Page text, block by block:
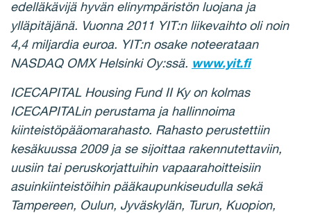
edelläkävijä hyvän elinympäristön luojana ja
ylläpitäjänä. Vuonna 2011 YIT:n liikevaihto oli noin
4,4 miljardia euroa. YIT:n osake noteerataan
NASDAQ OMX Helsinki Oy:ssä. www.yit.fi
ICECAPITAL Housing Fund II Ky on kolmas
ICECAPITALin perustama ja hallinnoima
kiinteistöpääomarahasto. Rahasto perustettiin
kesäkuussa 2009 ja se sijoittaa rakennutettaviin,
uusiin tai peruskorjattuihin vapaarahoitteisiin
asuinkiinteistöihin pääkaupunkiseudulla sekä
Tampereen, Oulun, Jyväskylän, Turun, Kuopion,